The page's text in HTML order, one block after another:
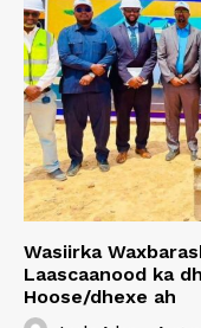
Wasiirka
Laascaanood ka
Hoose/dhexe ah